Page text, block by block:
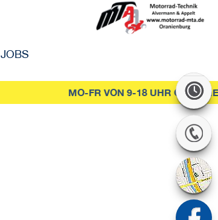
JOBS
MO-FR VON 9-18 UHR GEÖFFNET